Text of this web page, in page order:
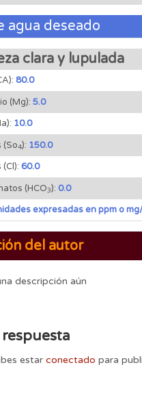
agua deseado
clara y lupulada
80.0
(Mg): 5.0
10.0
(So4): 150.0
60.0
(HCO3): 0.0
expresadas en ppm o
del autor
descripción aún
estar conectado para